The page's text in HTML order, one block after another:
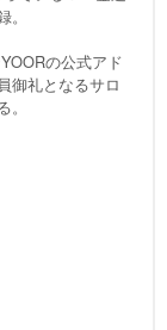
の公式アド
御礼となるサロ